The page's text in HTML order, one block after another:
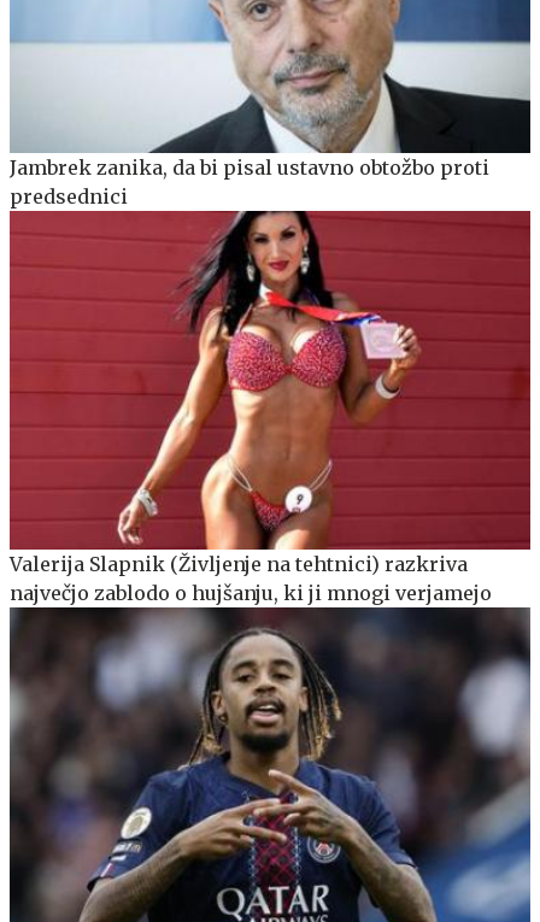
Jambrek zanika, da bi pisal ustavno obtožbo proti
predsednici
Valerija Slapnik (Življenje na tehtnici) razkriva
največjo zablodo o hujšanju, ki ji mnogi verjamejo